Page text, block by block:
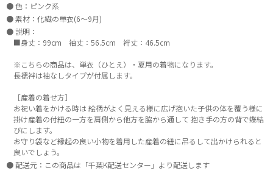
色：ピンク系
素材：化繊の単衣(6～9月)
説明：
■身丈：99cm 袖丈：56.5cm 裄丈：46.5cm
※こちらの商品は、単衣（ひとえ）・夏用の着物になります。
長襦袢は袖なしタイプが付属します。
［産着の着せ方］
お祝い着をかける時は 絵柄がよく見える様に広げ抱いた子供の体を覆う様に
掛け産着の付紐の一方を肩側から他方を脇から通して 抱き手の方の背で蝶結
びにします。
お守り袋など縁起の良い小物を着用した産着の紐に吊るして出かけられると
良いでしょう。
配送元：この商品は「千葉K配送センター」より配送します